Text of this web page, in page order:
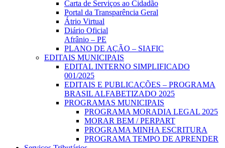
Carta de Serviços ao Cidadão
Portal da Transparência Geral
Átrio Virtual
Diário Oficial
Afrânio – PE
PLANO DE AÇÃO – SIAFIC
EDITAIS MUNICIPAIS
EDITAL INTERNO SIMPLIFICADO
001/2025
EDITAIS E PUBLICAÇÕES – PROGRAMA
BRASIL ALFABETIZADO 2025
PROGRAMAS MUNICIPAIS
PROGRAMA MORADIA LEGAL 2025
MORAR BEM / PERPART
PROGRAMA MINHA ESCRITURA
PROGRAMA TEMPO DE APRENDER